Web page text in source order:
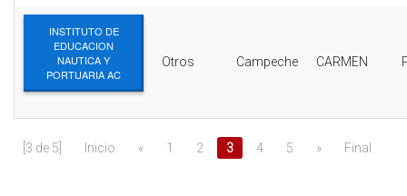
INSTITUTO DE
EDUCACION
NAUTICA Y
PORTUARIA AC
Otros Campeche CARMEN
[3 de 5] Inicio « 1 2 3 4 5 » Final